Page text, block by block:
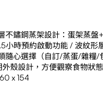
不鏽鋼蒸架設計：蛋架蒸
小時預約啟動功能 / 波紋形
隨心選擇（自訂/蒸蛋/雜糧
殼設計，方便觀察食物狀態
x 154